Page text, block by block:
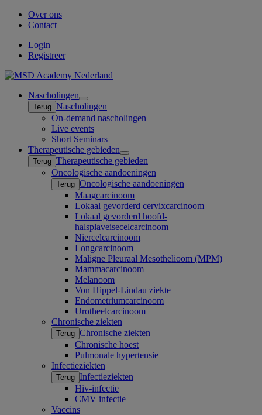
Over ons
Contact
Login
Registreer
Nascholingen
Open
submenu
Terug Nascholingen
On-demand nascholingen
Live events
Short Seminars
Therapeutische gebieden
Open
submenu
Terug Therapeutische gebieden
Oncologische aandoeningen
Terug Oncologische aandoeningen
Maagcarcinoom
Lokaal gevorderd cervixcarcinoom
Lokaal gevorderd hoofd-
halsplaveisecelcarcinoom
Niercelcarcinoom
Longcarcinoom
Maligne Pleuraal Mesothelioom (MPM)
Mammacarcinoom
Melanoom
Von Hippel-Lindau ziekte
Endometriumcarcinoom
Urotheelcarcinoom
Chronische ziekten
Terug Chronische ziekten
Chronische hoest
Pulmonale hypertensie
Infectieziekten
Terug Infectieziekten
Hiv-infectie
CMV infectie
Vaccins